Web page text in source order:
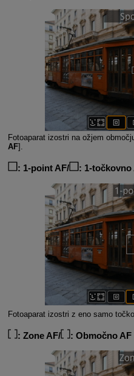
Fotoaparat izostri na ožjem
AF].
: 1-point AF/ : 1-točkovno
Fotoaparat izostri z eno samo
: Zone AF/ : Območno AF